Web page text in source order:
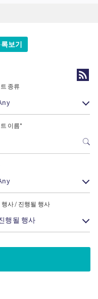
보기
종류
이름*
행사 / 진행될 행사
행될 행사